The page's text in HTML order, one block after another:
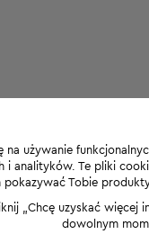
na używanie
analityków. Te pliki
Tobie
„Chcę uzyskać
dowolnym